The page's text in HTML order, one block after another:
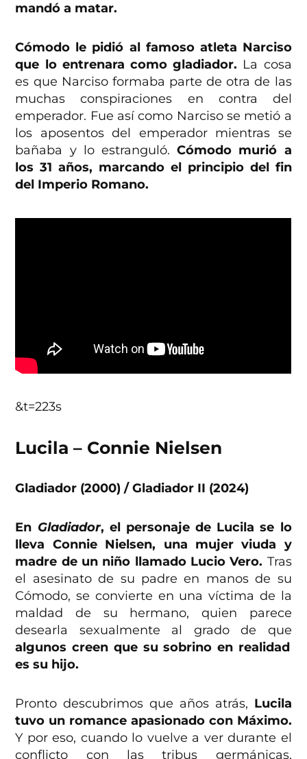
mandó a matar.
Cómodo le pidió al famoso atleta Narciso
que lo entrenara como gladiador. La cosa
es que Narciso formaba parte de otra de las
muchas conspiraciones en contra del
emperador. Fue así como Narciso se metió a
los aposentos del emperador mientras se
bañaba y lo estranguló.Cómodo murió a
los 31 años, marcando el principio del fin
del Imperio Romano.
&t=223s
Lucila – Connie Nielsen
Gladiador (2000) / Gladiador II (2024)
En Gladiador, el personaje de Lucila se lo
lleva Connie Nielsen, una mujer viuda y
madre de un niño llamado Lucio Vero. Tras
el asesinato de su padre en manos de su
Cómodo, se convierte en una víctima de la
maldad de su hermano, quien parece
desearla sexualmente al grado de que
algunos creen que su sobrino en realidad
es su hijo.
Pronto descubrimos que años atrás, Lucila
tuvo un romance apasionado con Máximo.
Y por eso, cuando lo vuelve a ver durante el
conflicto con las tribus germánicas,